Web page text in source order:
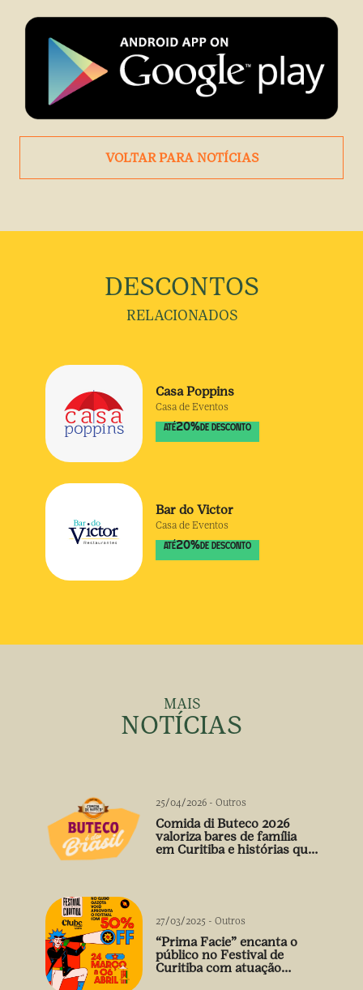
VOLTAR PARA NOTÍCIAS
DESCONTOS
RELACIONADOS
Casa Poppins
Casa de Eventos
ATÉ20% DE DESCONTO
Bar do Victor
Casa de Eventos
ATÉ20% DE DESCONTO
MAIS
NOTÍCIAS
25/04/2026 - Outros
Comida di Buteco 2026
valoriza bares de família
em Curitiba e histórias que
27/03/2025 - Outros
“Prima Facie” encanta o
público no Festival de
Curitiba com atuação